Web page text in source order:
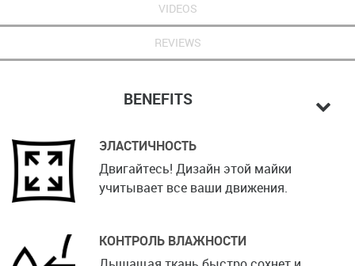
VIDEOS
REVIEWS
BENEFITS
ЭЛАСТИЧНОСТЬ
Двигайтесь! Дизайн этой майки
учитывает все ваши движения.
КОНТРОЛЬ ВЛАЖНОСТИ